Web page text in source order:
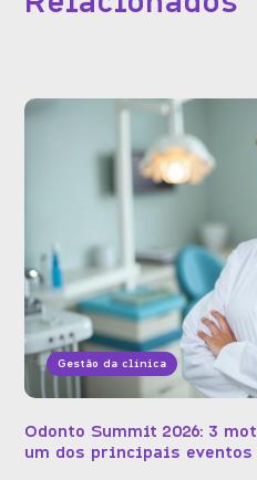
Gestão da clínica
Odonto Summit 2026: 3
um dos principais